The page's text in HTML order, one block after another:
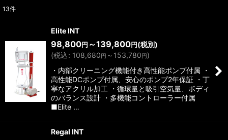
表示数
並び順:
絞り込む
13件
Elite INT
98,800円 ～139,800円 (税別)
(税込: 108,680円 ～153,780円)
・内部クリーニング機能付き高性能ポンプ付属 ・
高性能DCポンプ付属、安心のポンプ2年保証 ・丁
寧なアクリル加工 ・循環量と吸引空気量、ボディ
のバランス設計 ・多機能コントローラー付属
■Elite …
Regal INT